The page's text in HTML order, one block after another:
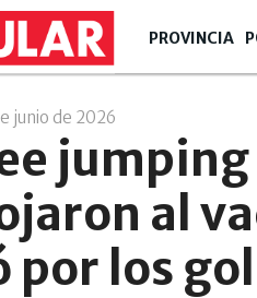
PROVINCIA
junio de 2026
al
por los